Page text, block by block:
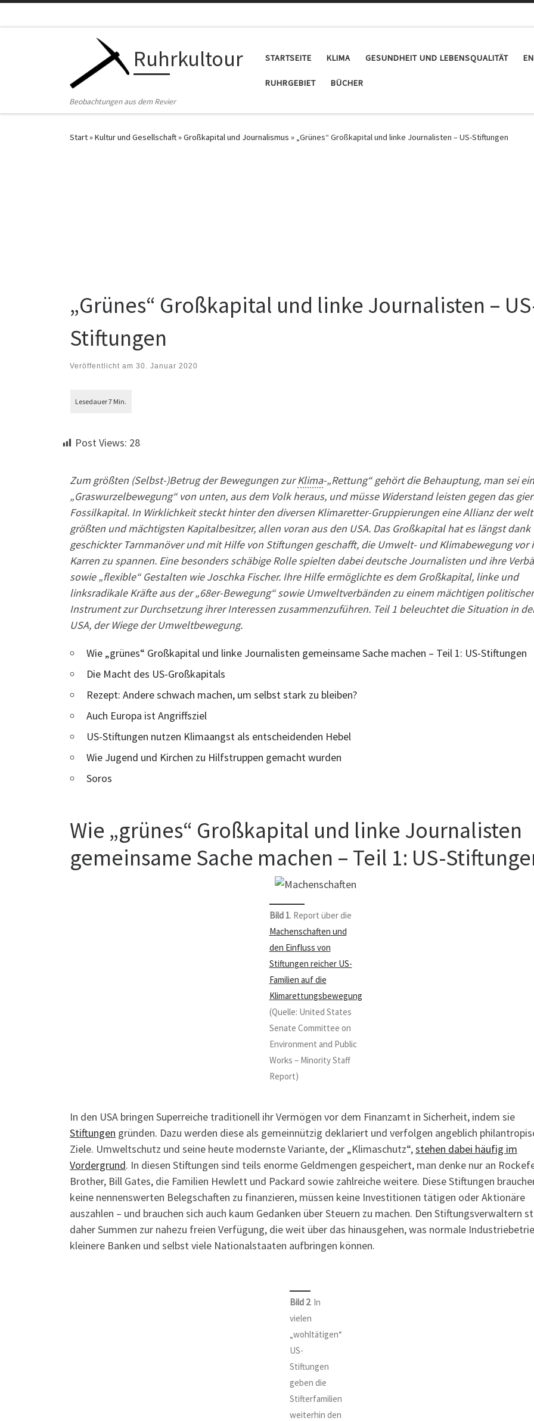
Ruhrkultour
Beobachtungen aus dem Revier
STARTSEITE KLIMA GESUNDHEIT UND LEBENSQUALITÄT
RUHRGEBIET BÜCHER
Start»Kultur und Gesellschaft»Großkapital und Journalismus » „Grünes“ Großkapital und linke Journalisten – US-Stiftungen
„Grünes“ Großkapital und linke Journalisten –
Stiftungen
Veröffentlicht am 30. Januar 2020
Post Views: 28
Zum größten (Selbst-)Betrug der Bewegungen zurKlima-„Rettung“ gehört die Behauptung, man sei
„Graswurzelbewegung“ von unten, aus dem Volk heraus, und müsse Widerstand leisten gegen das
Fossilkapital. In Wirklichkeit steckt hinter den diversen Klimaretter-Gruppierungen eine Allianz der
größten und mächtigsten Kapitalbesitzer, allen voran aus den USA. Das Großkapital hat es längst dank
geschickter Tarnmanöver und mit Hilfe von Stiftungen geschafft, die Umwelt- und Klimabewegung vor
Karren zu spannen. Eine besonders schäbige Rolle spielten dabei deutsche Journalisten und ihre
sowie „flexible“ Gestalten wie Joschka Fischer. Ihre Hilfe ermöglichte es dem Großkapital, linke und
linksradikale Kräfte aus der „68er-Bewegung“ sowie Umweltverbänden zu einem mächtigen
Instrument zur Durchsetzung ihrer Interessen zusammenzuführen. Teil 1 beleuchtet die Situation in
USA, der Wiege der Umweltbewegung.
Wie „grünes“ Großkapital und linke Journalisten gemeinsame Sache machen – Teil 1: US-Stiftungen
Die Macht des US-Großkapitals
Rezept: Andere schwach machen, um selbst stark zu bleiben?
Auch Europa ist Angriffsziel
US-Stiftungen nutzen Klimaangst als entscheidenden Hebel
Wie Jugend und Kirchen zu Hilfstruppen gemacht wurden
Soros
Wie „grünes“ Großkapital und linke Journalisten
gemeinsame Sache machen – Teil 1: US-
Bild 1. Report über die
Machenschaften und
den Einfluss von
Stiftungen reicher US-
Familien auf die
Klimarettungsbewegung
(Quelle: United States
Senate Committee on
Environment and Public
Works – Minority Staff
Report)
In den USA bringen Superreiche traditionell ihr Vermögen vor dem Finanzamt in Sicherheit, indem sie
Stiftungen gründen. Dazu werden diese als gemeinnützig deklariert und verfolgen angeblich
Ziele. Umweltschutz und seine heute modernste Variante, der „Klimaschutz“,stehen dabei häufig im
Vordergrund. In diesen Stiftungen sind teils enorme Geldmengen gespeichert, man denke nur an
Brother, Bill Gates, die Familien Hewlett und Packard sowie zahlreiche weitere. Diese Stiftungen
keine nennenswerten Belegschaften zu finanzieren, müssen keine Investitionen tätigen oder Aktionäre
auszahlen – und brauchen sich auch kaum Gedanken über Steuern zu machen. Den Stiftungsverwaltern
daher Summen zur nahezu freien Verfügung, die weit über das hinausgehen, was normale
kleinere Banken und selbst viele Nationalstaaten aufbringen können.
Bild 2. In
vielen
„wohltätigen“
US-
Stiftungen
geben die
Stifterfamilien
weiterhin den